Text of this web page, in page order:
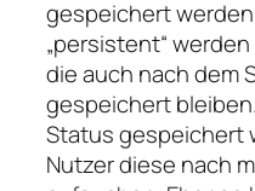
gespeichert
„persistent“
die auch nach dem
gespeichert
Status gespeichert
Nutzer diese nach